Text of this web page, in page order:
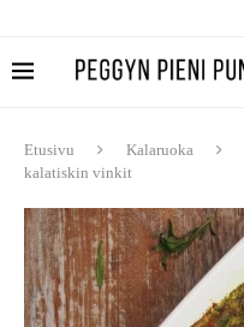
Etusivu Kalaruoka
kalatiskin vinkit